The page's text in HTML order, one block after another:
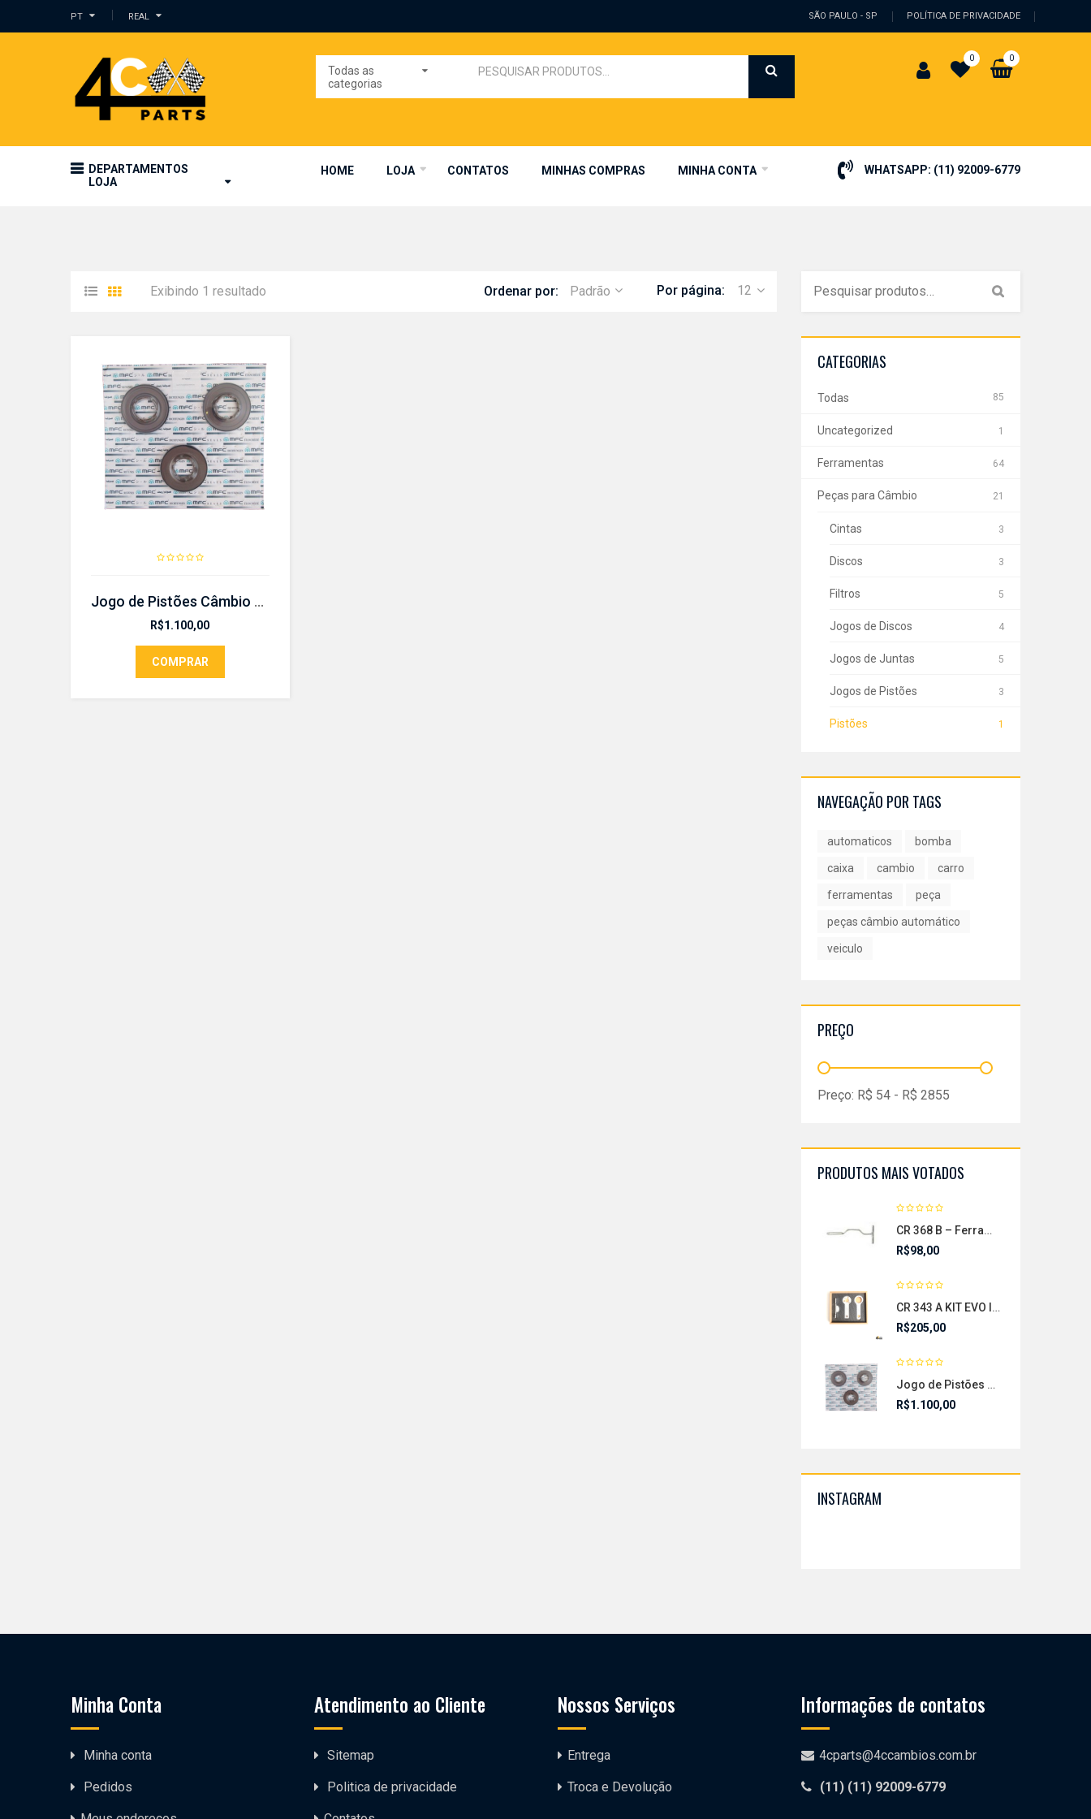
PT REAL SÃO PAULO - SP POLÍTICA DE PRIVACIDADE
Todas as
categorias
0 0
DEPARTAMENTOS
LOJA
HOME LOJA CONTATOS MINHAS COMPRAS MINHA CONTA WHATSAPP: (11) 92009-6779
Exibindo 1 resultado Ordenar por: Padrão Por página: 12
Jogo de Pistões Câmbio Automático TF72
R$1.100,00
COMPRAR
CATEGORIAS
Todas 85
Uncategorized 1
Ferramentas 64
Peças para Câmbio 21
Cintas 3
Discos 3
Filtros 5
Jogos de Discos 4
Jogos de Juntas 5
Jogos de Pistões 3
Pistões 1
NAVEGAÇÃO POR TAGS
automaticos bomba
caixa cambio carro
ferramentas peça
peças câmbio automático
veiculo
PREÇO
Preço: R$ 54 - R$ 2855
PRODUTOS MAIS VOTADOS
CR 368 B – Ferramenta para abrir a tampa do conjunto mecatrônica
R$98,00
CR 343 A KIT EVO I – com 7 peças para manutenção em motores FORD DRAGON
R$205,00
Jogo de Pistões Câmbio Automático TF72
R$1.100,00
INSTAGRAM
Minha Conta
Minha conta
Pedidos
Atendimento ao Cliente
Sitemap
Politica de privacidade
Nossos Serviços
Entrega
Troca e Devolução
Informações de contatos
4cparts@4ccambios.com.br
(11) (11) 92009-6779